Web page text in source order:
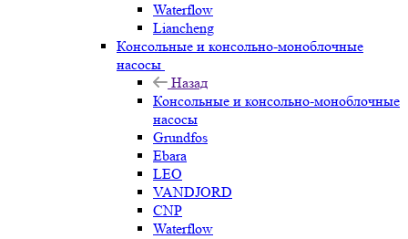
Waterflow
Liancheng
Консольные и консольно-моноблочные
насосы
Назад
Консольные и консольно-моноблочные
насосы
Grundfos
Ebara
LEO
VANDJORD
CNP
Waterflow